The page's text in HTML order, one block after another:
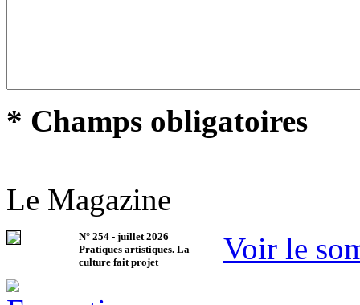
* Champs obligatoires
Le Magazine
N° 254 - juillet 2026
Pratiques artistiques. La
culture fait projet
Voir le